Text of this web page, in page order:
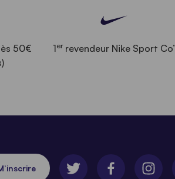
50€
1errevendeur Nike Sport Co’